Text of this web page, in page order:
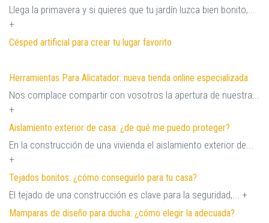
Llega la primavera y si quieres que tu jardín luzca bien bonito,...
+
Césped artificial para crear tu lugar favorito
Herramientas Para Alicatador: nueva tienda online especializada
Nos complace compartir con vosotros la apertura de nuestra...
+
Aislamiento exterior de casa: ¿de qué me puedo proteger?
En la construcción de una vivienda el aislamiento exterior de...
+
Tejados bonitos: ¿cómo conseguirlo para tu casa?
El tejado de una construcción es clave para la seguridad,... +
Mamparas de diseño para ducha: ¿cómo elegir la adecuada?